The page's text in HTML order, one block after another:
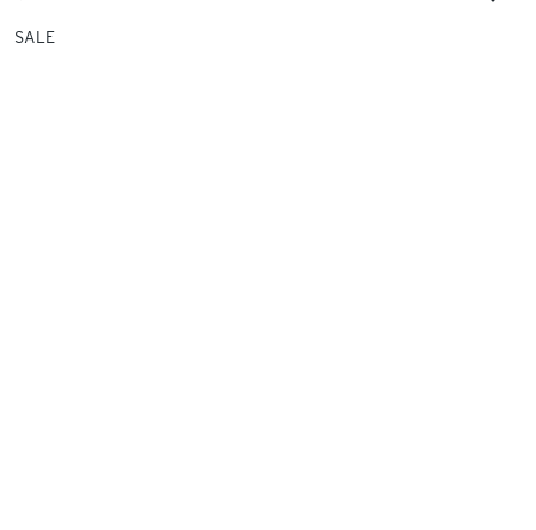
SALE